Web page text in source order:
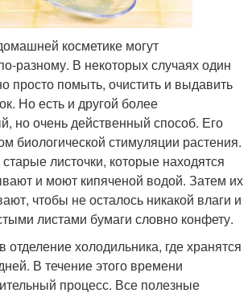
косметике могут
разному. В некоторых случаях один
просто помыть, очистить и выдавить
Но есть и другой более
но очень действенный способ. Его
биологической стимуляции растения.
листочки, которые находятся
и моют кипяченой водой. Затем их
чтобы не осталось никакой влаги и
листами бумаги словно конфету.
холодильника, где хранятся
В течение этого времени
процесс. Все полезные